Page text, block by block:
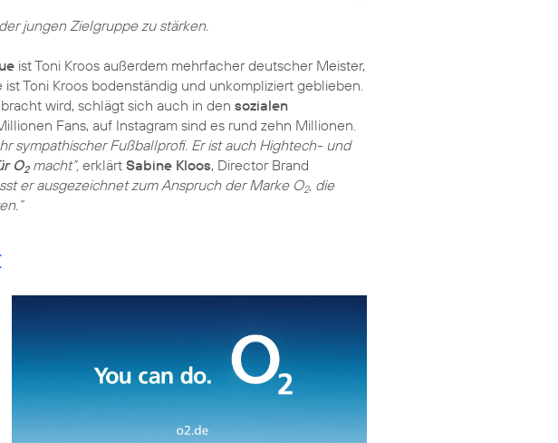
jungen Zielgruppe zu stärken.
ist Toni Kroos außerdem mehrfacher deutscher Meister,
Toni Kroos bodenständig und unkompliziert geblieben.
wird, schlägt sich auch in den sozialen
Fans, auf Instagram sind es rund zehn Millionen.
sympathischer Fußballprofi. Er ist auch Hightech- und
O2macht“, erklärt Sabine Kloos, Director Brand
er ausgezeichnet zum Anspruch der Marke O2, die